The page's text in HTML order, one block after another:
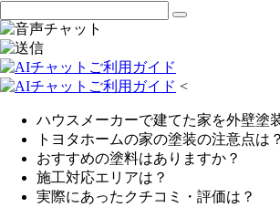
<
ハウスメーカーで建てた家を外壁塗
トヨタホームの家の塗装の注意点は？
おすすめの塗料はありますか？
施工対応エリアは？
実際にあったクチコミ・評価は？